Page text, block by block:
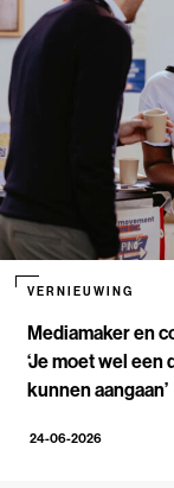
Mediamaker en
‘Je moet wel
kunnen aangaan’
VERNIEUWING
24-06-2026